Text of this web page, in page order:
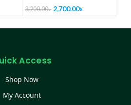
3,200.00৳ 2,700.00৳
Access
Shop Now
My Account